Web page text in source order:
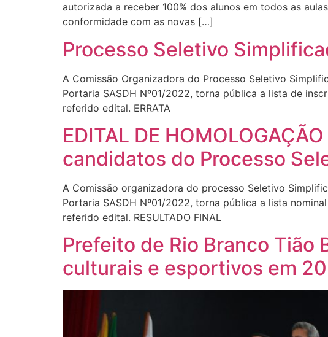
autorizada a receber 100% dos alunos em todos as
conformidade com as novas […]
Processo Seletivo
A Comissão Organizadora do Processo Seletivo
Portaria SASDH Nº01/2022, torna pública a lista de
referido edital. ERRATA
EDITAL DE
candidatos do Processo
A Comissão organizadora do processo Seletivo
Portaria SASDH Nº01/2022, torna pública a lista
referido edital. RESULTADO FINAL
Prefeito de Rio Branco Tião
culturais e esportivos em